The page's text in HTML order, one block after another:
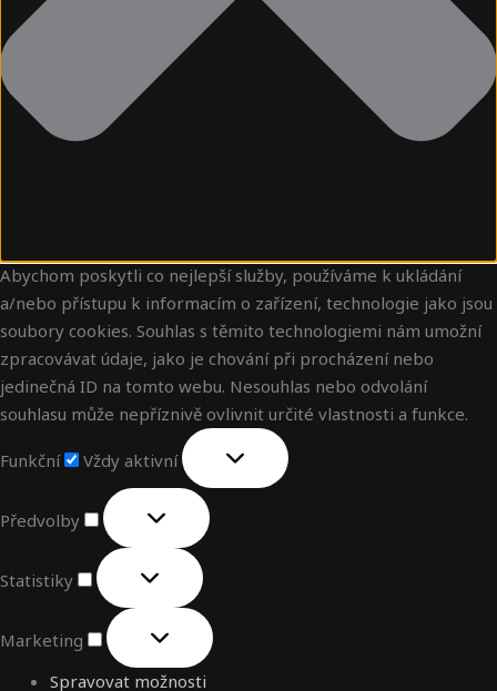
Abychom poskytli co nejlepší služby, používáme k ukládání
a/nebo přístupu k informacím o zařízení, technologie jako jsou
soubory cookies. Souhlas s těmito technologiemi nám umožní
zpracovávat údaje, jako je chování při procházení nebo
jedinečná ID na tomto webu. Nesouhlas nebo odvolání
souhlasu může nepříznivě ovlivnit určité vlastnosti a funkce.
Funkční Vždy aktivní
Předvolby
Statistiky
Marketing
Spravovat možnosti